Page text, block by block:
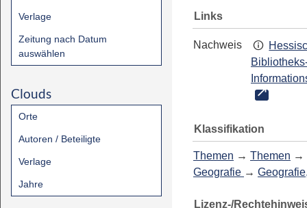
Verlage
Zeitung nach Datum
auswählen
Clouds
Orte
Autoren / Beteiligte
Verlage
Jahre
Links
Nachweis
Klassifikation
Themen → Themen →
Geografie →
Lizenz-/